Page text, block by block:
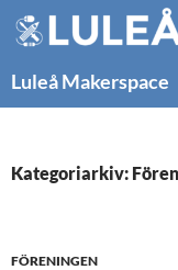
Hoppa
till
Luleå Makerspace
Kategoriarkiv:
FÖRENINGEN